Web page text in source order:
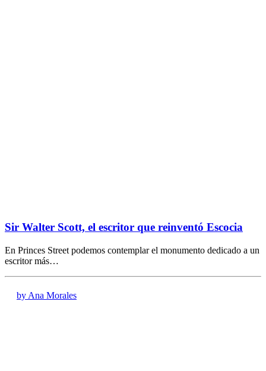
Sir Walter Scott, el escritor que reinventó Escocia
En Princes Street podemos contemplar el monumento dedicado a un
escritor más…
by Ana Morales